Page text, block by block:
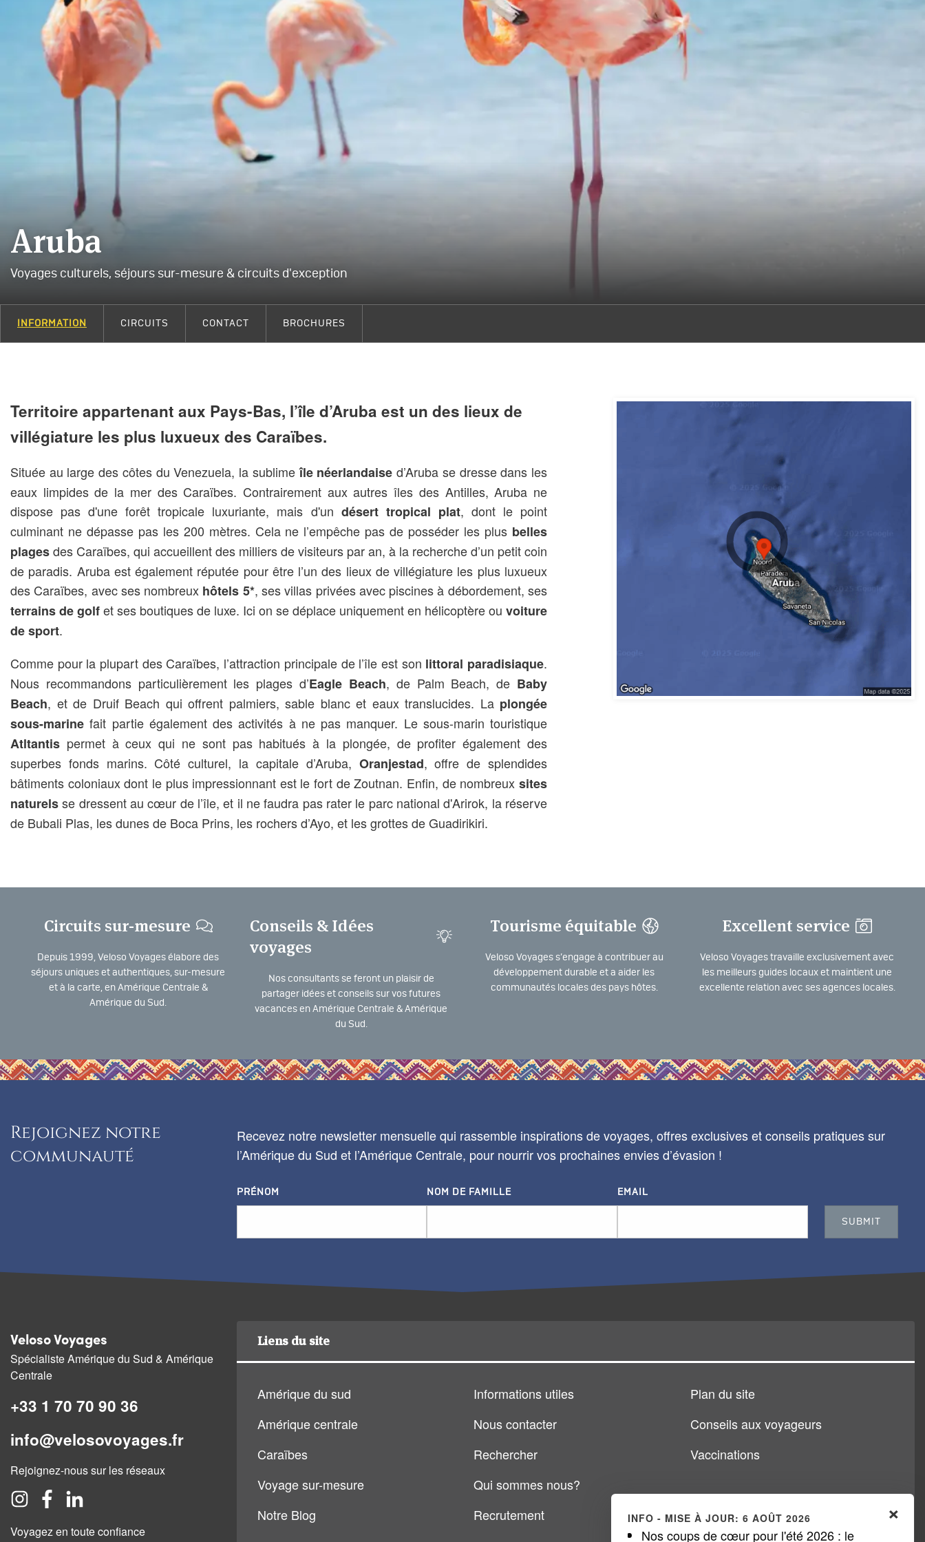
Aruba
Voyages culturels, séjours sur-mesure & circuits d'exception
INFORMATION CIRCUITS CONTACT BROCHURES
Territoire appartenant aux Pays-Bas, l’île d’Aruba est un des lieux de
villégiature les plus luxueux des Caraïbes.
Située au large des côtes du Venezuela, la sublimeîle néerlandaise d’Aruba se dresse dans les
eaux limpides de la mer des Caraïbes. Contrairement aux autres îles des Antilles, Aruba ne
dispose pas d'une forêt tropicale luxuriante, mais d'un désert tropical plat, dont le point
culminant ne dépasse pas les 200 mètres. Cela ne l’empêche pas de posséder les plus belles
plagesdes Caraïbes, qui accueillent des milliers de visiteurs par an, à la recherche d’un petit coin
de paradis. Aruba est également réputée pour être l’un des lieux de villégiature les plus luxueux
des Caraïbes, avec ses nombreux hôtels 5*, ses villas privées avec piscines à débordement, ses
terrains de golfet ses boutiques de luxe. Ici on se déplace uniquement en hélicoptère ou voiture
de sport.
Comme pour la plupart des Caraïbes, l’attraction principale de l’île est son littoral paradisiaque.
Nous recommandons particulièrement les plages d’Eagle Beach, de Palm Beach, de Baby
Beach, et de Druif Beach qui offrent palmiers, sable blanc et eaux translucides. La plongée
sous-marine fait partie également des activités à ne pas manquer. Le sous-marin touristique
Atltantis permet à ceux qui ne sont pas habitués à la plongée, de profiter également des
superbes fonds marins. Côté culturel, la capitale d’Aruba, Oranjestad, offre de splendides
bâtiments coloniaux dont le plus impressionnant est le fort de Zoutnan. Enfin, de nombreux sites
naturelsse dressent au cœur de l’île, et il ne faudra pas rater le parc national d'Arirok, la réserve
de Bubali Plas, les dunes de Boca Prins, les rochers d’Ayo, et les grottes de Guadirikiri.
Circuits sur-mesure
Depuis 1999, Veloso Voyages élabore des
séjours uniques et authentiques, sur-mesure
et à la carte, en Amérique Centrale &
Amérique du Sud.
Conseils & Idées
voyages
Nos consultants se feront un plaisir de
partager idées et conseils sur vos futures
vacances en Amérique Centrale & Amérique
du Sud.
Tourisme équitable
Veloso Voyages s’engage à contribuer au
développement durable et a aider les
communautés locales des pays hôtes.
Excellent service
Veloso Voyages travaille exclusivement avec
les meilleurs guides locaux et maintient une
excellente relation avec ses agences locales.
×
INFO - MISE À JOUR: 6 AOÛT 2026
Nos coups de cœur pour l'été 2026 : le
Rejoignez notre
communauté
Recevez notre newsletter mensuelle qui rassemble inspirations de voyages, offres exclusives et conseils pratiques sur
l’Amérique du Sud et l’Amérique Centrale, pour nourrir vos prochaines envies d’évasion !
PRÉNOM NOM DE FAMILLE EMAIL
Veloso Voyages
Spécialiste Amérique du Sud & Amérique
Centrale
+33 1 70 70 90 36
info@velosovoyages.fr
Rejoignez-nous sur les réseaux
Voyagez en toute confiance
Liens du site
Amérique du sud
Amérique centrale
Caraïbes
Voyage sur-mesure
Notre Blog
Informations utiles
Nous contacter
Rechercher
Qui sommes nous?
Recrutement
Plan du site
Conseils aux voyageurs
Vaccinations